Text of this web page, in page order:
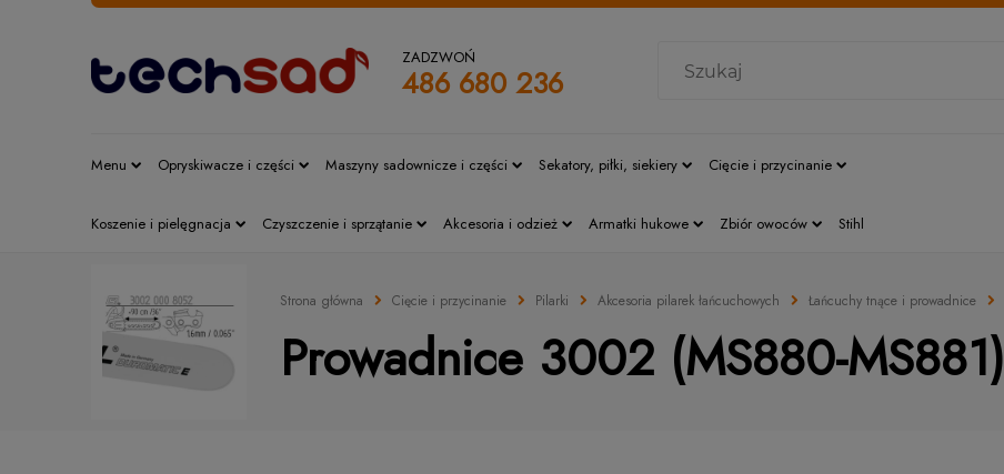
ZADZWOŃ
486 680 236
Menu Opryskiwacze i części Maszyny sadownicze i części Sekatory, piłki, siekiery Cięcie i przycinanie
Koszenie i pielęgnacja Czyszczenie i sprzątanie Akcesoria i odzież Armatki hukowe Zbiór owoców Stihl
Strona główna Cięcie i przycinanie Pilarki Akcesoria pilarek łańcuchowych Łańcuchy tnące i prowadnice
Prowadnice 3002 (MS880-MS881)